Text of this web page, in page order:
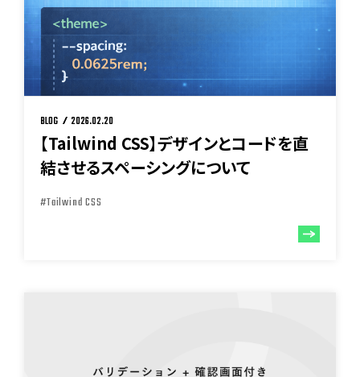
BLOG 2026.02.20
【Tailwind CSS】デザインとコードを直
結させるスペーシングについて
#Tailwind CSS